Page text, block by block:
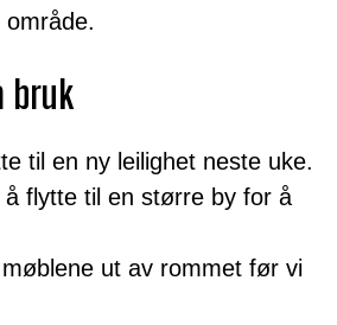
bruk
til en ny leilighet neste uke.
å flytte til en større by for å
ut av rommet før vi